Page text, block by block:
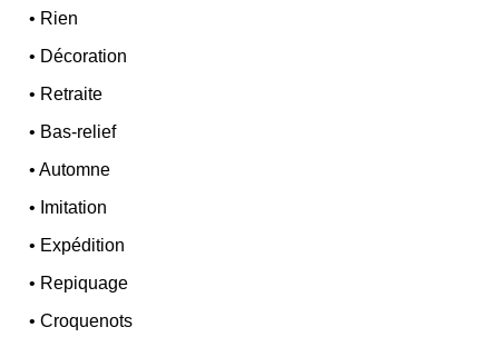
• Rien
• Décoration
• Retraite
• Bas-relief
•Automne
• Imitation
• Expédition
• Repiquage
•Croquenots